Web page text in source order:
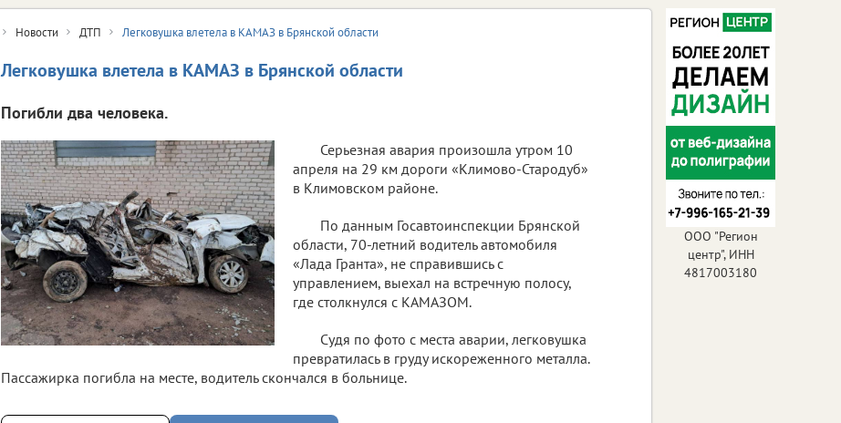
Новости ДТП Легковушка влетела в КАМАЗ в Брянской области
Легковушка влетела в КАМАЗ в Брянской области
Погибли два человека.
Серьезная авария произошла утром 10
апреля на 29 км дороги «Климово-Стародуб»
в Климовском районе.
По данным Госавтоинспекции Брянской
области, 70-летний водитель автомобиля
«Лада Гранта», не справившись с
управлением, выехал на встречную полосу,
где столкнулся с КАМАЗОМ.
Судя по фото с места аварии, легковушка
превратилась в груду искореженного металла.
Пассажирка погибла на месте, водитель скончался в больнице.
ООО "Регион
центр", ИНН
4817003180